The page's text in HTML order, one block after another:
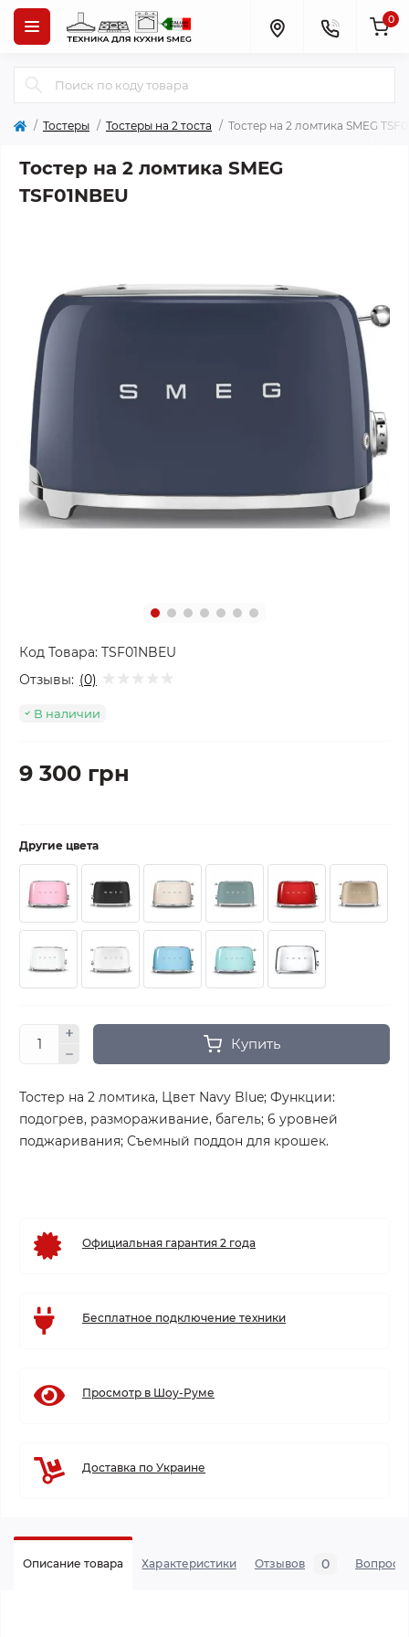
0
Тостеры Тостеры на 2 тоста Тостер на 2 ломтика SMEG
Тостер на 2 ломтика SMEG
TSF01NBEU
Код Товара: TSF01NBEU
Отзывы: (0)
В наличии
9 300 грн
Другие цвета
Купить
Тостер на 2 ломтика, Цвет Navy Blue; Функции:
подогрев, размораживание, багель; 6 уровней
поджаривания; Съемный поддон для крошек.
Официальная гарантия 2 года
Бесплатное подключение техники
Просмотр в Шоу-Руме
Доставка по Украине
Описание товара Характеристики Отзывов 0 Вопросы